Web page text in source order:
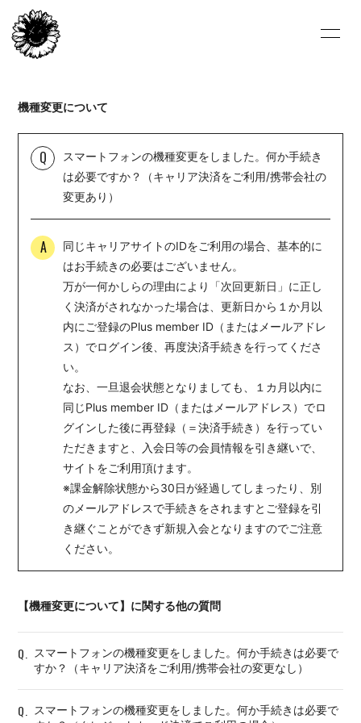
LIVE/EVENT
VIDEO
DISCOGRAPHY
FC-BLOG
FC-MOVIE
ARCHIVE
ひまわり会
CONTACT
ENGLISH
会員登録 ログイン
機種変更について
Q
スマートフォンの機種変更をしました。何か手続き
は必要ですか？（キャリア決済をご利用/携帯会社の
変更あり）
A
同じキャリアサイトのIDをご利用の場合、基本的に
はお手続きの必要はございません。
万が一何かしらの理由により「次回更新日」に正し
く決済がされなかった場合は、更新日から１か月以
内にご登録のPlus member ID（またはメールアドレ
ス）でログイン後、再度決済手続きを行ってくださ
い。
なお、一旦退会状態となりましても、１カ月以内に
同じPlus member ID（またはメールアドレス）でロ
グインした後に再登録（＝決済手続き）を行ってい
ただきますと、入会日等の会員情報を引き継いで、
サイトをご利用頂けます。
※課金解除状態から30日が経過してしまったり、別
のメールアドレスで手続きをされますとご登録を引
き継ぐことができず新規入会となりますのでご注意
ください。
【機種変更について】に関する他の質問
Q.
スマートフォンの機種変更をしました。何か手続きは必要で
すか？（キャリア決済をご利用/携帯会社の変更なし）
Q.
スマートフォンの機種変更をしました。何か手続きは必要で